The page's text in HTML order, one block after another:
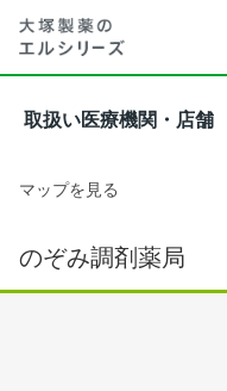
取扱い医療機関・店舗
マップを見る
のぞみ調剤薬局